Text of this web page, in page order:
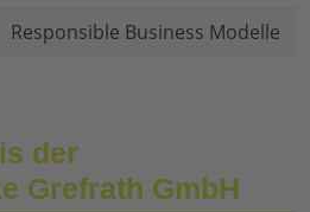
Responsible Business Modelle
der
Grefrath GmbH